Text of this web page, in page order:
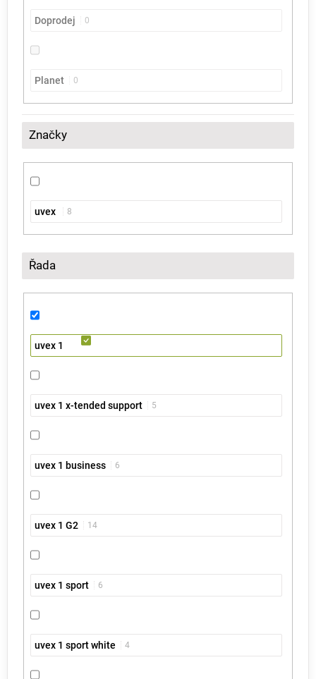
Doprodej 0
Planet 0
Značky
uvex 8
Řada
uvex 1
uvex 1 x-tended support 5
uvex 1 business 6
uvex 1 G2 14
uvex 1 sport 6
uvex 1 sport white 4